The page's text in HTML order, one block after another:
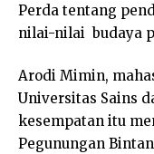
Perda tentang
nilai-nilai budaya
Arodi Mimin,
Universitas Sains
kesempatan itu
Pegunungan